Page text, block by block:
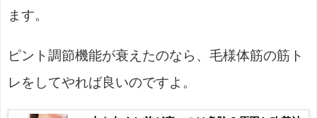
ます。
ピント調節機能が衰えたのなら、毛様体筋の筋ト
レをしてやれば良いのですよ。